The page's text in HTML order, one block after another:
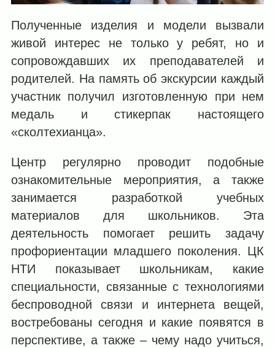
Полученные изделия и модели вызвали
живой интерес не только у ребят, но и
сопровождавших их преподавателей и
родителей. На память об экскурсии каждый
участник получил изготовленную при нем
медаль и стикерпак настоящего
«сколтехианца».
Центр регулярно проводит подобные
ознакомительные мероприятия, а также
занимается разработкой учебных
материалов для школьников. Эта
деятельность помогает решить задачу
профориентации младшего поколения. ЦК
НТИ показывает школьникам, какие
специальности, связанные с технологиями
беспроводной связи и интернета вещей,
востребованы сегодня и какие появятся в
перспективе, а также – чему надо учиться,